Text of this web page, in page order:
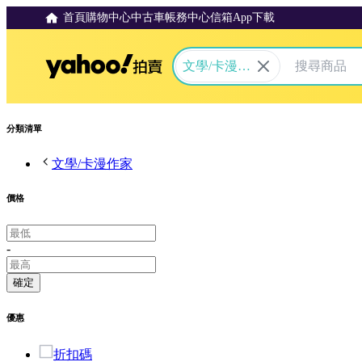
首頁購物中心中古車帳務中心信箱App下載
Yahoo拍賣
文學/卡漫作
分類清單
文學/卡漫作家
價格
-
確定
優惠
折扣碼